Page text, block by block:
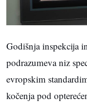
Godišnja inspekcija
podrazumeva niz
evropskim
kočenja pod